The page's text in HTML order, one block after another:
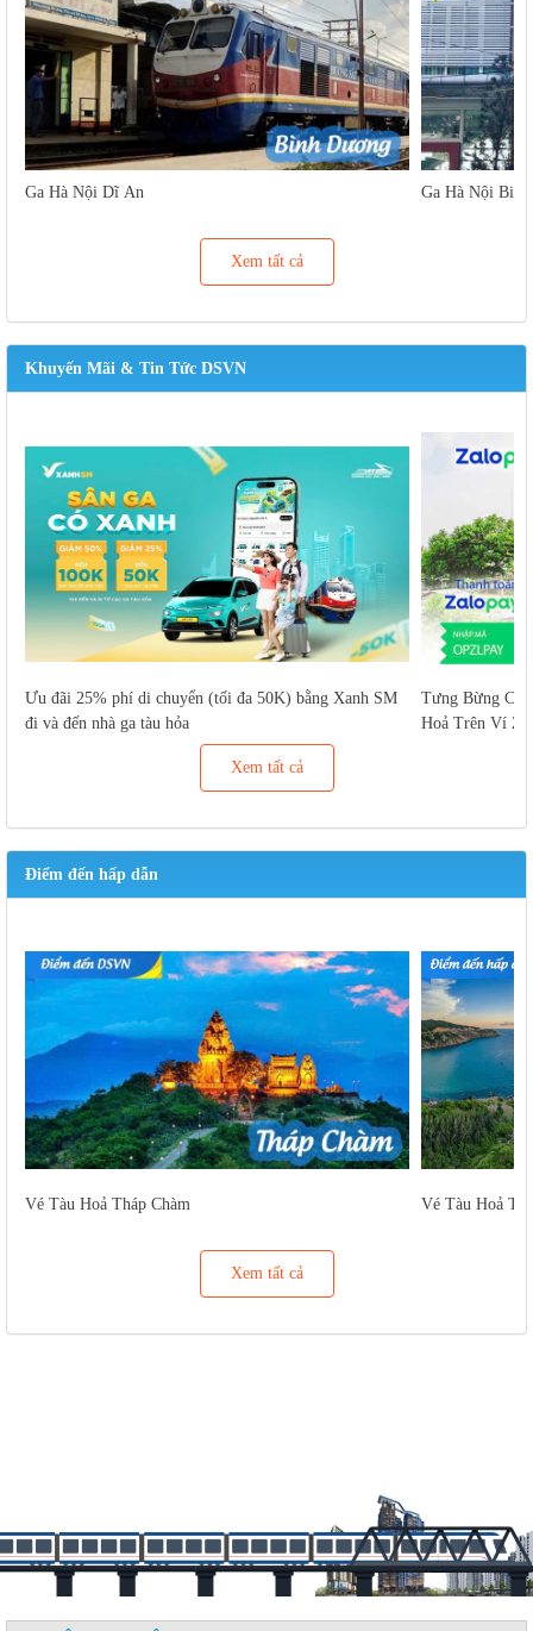
Ga Hà Nội Dĩ An Ga Hà Nội Biên
Xem tất cả
Khuyến Mãi & Tin Tức DSVN
Ưu đãi 25% phí di chuyển (tối đa 50K) bằng Xanh SM
đi và đến nhà ga tàu hỏa
Tưng Bừng
Hoả Trên Ví
Xem tất cả
Điểm đến hấp dẫn
Vé Tàu Hoả Tháp Chàm Vé Tàu Hoả
Xem tất cả